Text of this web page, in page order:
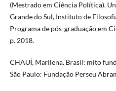
(Mestrado em Ciência Política).
Grande do Sul, Instituto de
Programa de pós-graduação em
p. 2018.
CHAUÍ, Marilena. Brasil: mito
São Paulo: Fundação Perseu